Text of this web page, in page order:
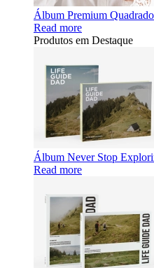
Álbum Premium
Read more
Produtos em Destaque
Álbum Never Stop
Read more